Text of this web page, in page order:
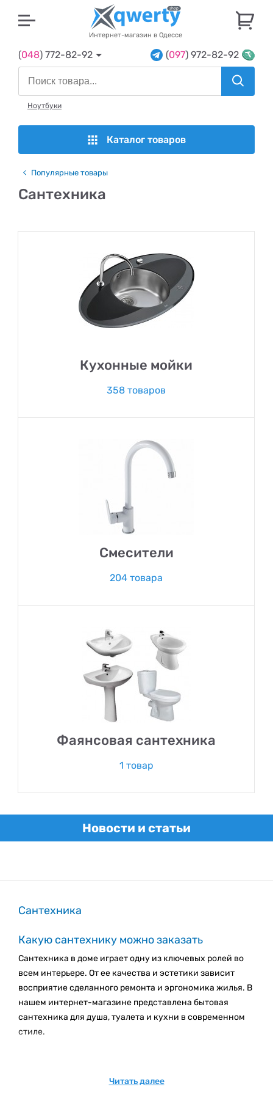
Интернет-магазин в Одессе
(048) 772-82-92 (097) 972-82-92
Ноутбуки
Каталог товаров
Популярные товары
Сантехника
Кухонные мойки
358 товаров
Смесители
204 товара
Фаянсовая сантехника
1 товар
Новости и статьи
Сантехника
Какую сантехнику можно заказать
Сантехника в доме играет одну из ключевых ролей во
всем интерьере. От ее качества и эстетики зависит
восприятие сделанного ремонта и эргономика жилья. В
нашем интернет-магазине представлена бытовая
сантехника для душа, туалета и кухни в современном
стиле.
подходить разным членам семьи, быть высокого
Читать далее